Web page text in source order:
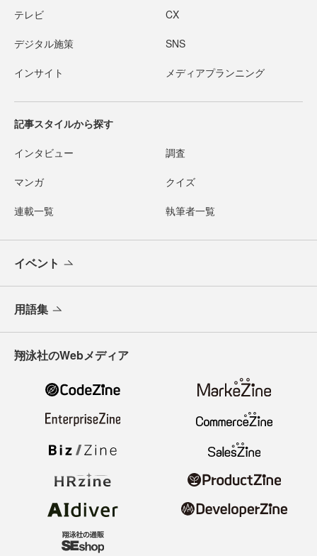
テレビ CX
デジタル施策 SNS
インサイト メディアプランニング
記事スタイルから探す
インタビュー 調査
マンガ クイズ
連載一覧 執筆者一覧
イベント
用語集
翔泳社のWebメディア